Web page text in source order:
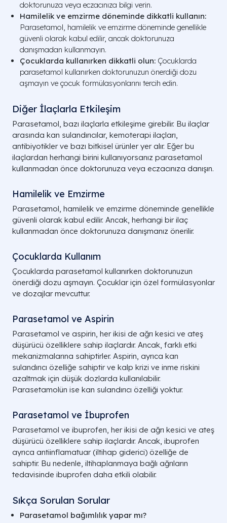
doktorunuza veya eczacınıza bilgi verin.
Hamilelik ve emzirme döneminde dikkatli kullanın:
Parasetamol, hamilelik ve emzirme döneminde genellikle
güvenli olarak kabul edilir, ancak doktorunuza
danışmadan kullanmayın.
Çocuklarda kullanırken dikkatli olun: Çocuklarda
parasetamol kullanırken doktorunuzun önerdiği dozu
aşmayın ve çocuk formülasyonlarını tercih edin.
Diğer İlaçlarla Etkileşim
Parasetamol, bazı ilaçlarla etkileşime girebilir. Bu ilaçlar
arasında kan sulandırıcılar, kemoterapi ilaçları,
antibiyotikler ve bazı bitkisel ürünler yer alır. Eğer bu
ilaçlardan herhangi birini kullanıyorsanız parasetamol
kullanmadan önce doktorunuza veya eczacınıza danışın.
Hamilelik ve Emzirme
Parasetamol, hamilelik ve emzirme döneminde genellikle
güvenli olarak kabul edilir. Ancak, herhangi bir ilaç
kullanmadan önce doktorunuza danışmanız önerilir.
Çocuklarda Kullanım
Çocuklarda parasetamol kullanırken doktorunuzun
önerdiği dozu aşmayın. Çocuklar için özel formülasyonlar
ve dozajlar mevcuttur.
Parasetamol ve Aspirin
Parasetamol ve aspirin, her ikisi de ağrı kesici ve ateş
düşürücü özelliklere sahip ilaçlardır. Ancak, farklı etki
mekanizmalarına sahiptirler. Aspirin, ayrıca kan
sulandırıcı özelliğe sahiptir ve kalp krizi ve inme riskini
azaltmak için düşük dozlarda kullanılabilir.
Parasetamolün ise kan sulandırıcı özelliği yoktur.
Parasetamol ve İbuprofen
Parasetamol ve ibuprofen, her ikisi de ağrı kesici ve ateş
düşürücü özelliklere sahip ilaçlardır. Ancak, ibuprofen
ayrıca antiinflamatuar (iltihap giderici) özelliğe de
sahiptir. Bu nedenle, iltihaplanmaya bağlı ağrıların
tedavisinde ibuprofen daha etkili olabilir.
Sıkça Sorulan Sorular
Parasetamol bağımlılık yapar mı?